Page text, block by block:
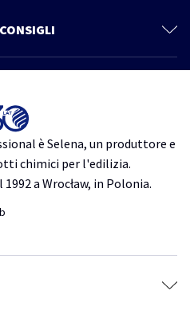
isolamento termico
Completa alla Scelta e
è Selena, un produttore e
chimici per l'edilizia.
a Wrocław, in Polonia.